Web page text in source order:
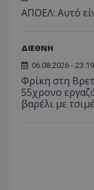
ΑΠΟΕΛ: Αυτό
ΔΙΕΘΝΗ
06.08.2026 - 23:19
Φρίκη στη
55χρονο
βαρέλι με